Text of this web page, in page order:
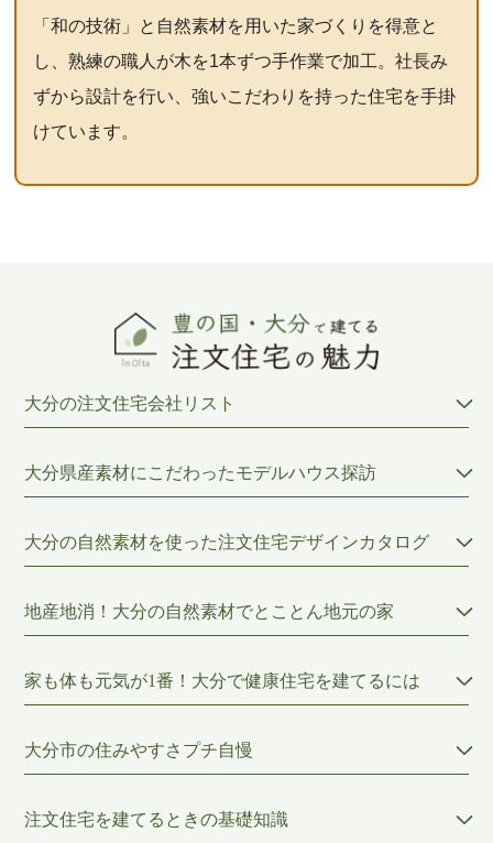
「和の技術」と自然素材を用いた家づくりを得意と
し、熟練の職人が木を1本ずつ手作業で加工。社長み
ずから設計を行い、強いこだわりを持った住宅を手掛
けています。
大分の注文住宅会社リスト
大分県産素材にこだわったモデルハウス探訪
大分の自然素材を使った注文住宅デザインカタログ
地産地消！大分の自然素材でとことん地元の家
家も体も元気が1番！大分で健康住宅を建てるには
大分市の住みやすさプチ自慢
注文住宅を建てるときの基礎知識